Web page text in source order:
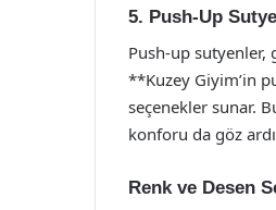
5. Push-Up
Push-up sutyenler,
**Kuzey Giyim’in
seçenekler sunar.
konforu da göz
Renk ve Desen